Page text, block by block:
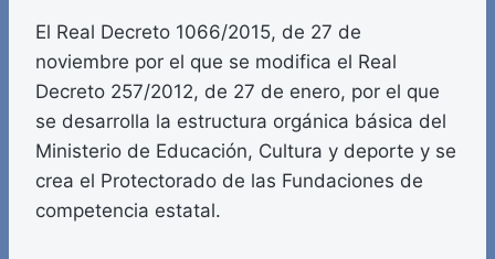
El Real Decreto 1066/2015, de 27 de
noviembre por el que se modifica el Real
Decreto 257/2012, de 27 de enero, por el que
se desarrolla la estructura orgánica básica del
Ministerio de Educación, Cultura y deporte y se
crea el Protectorado de las Fundaciones de
competencia estatal.